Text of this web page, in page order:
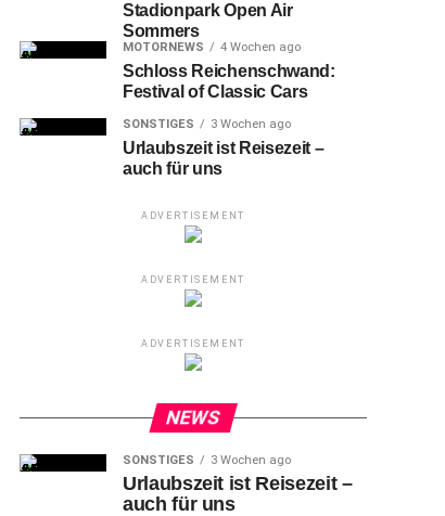
Stadionpark Open Air
Sommers
MOTORNEWS 4 Wochen ago
Schloss Reichenschwand:
Festival of Classic Cars
SONSTIGES 3 Wochen ago
Urlaubszeit ist Reisezeit –
auch für uns
ADVERTISEMENT
ADVERTISEMENT
ADVERTISEMENT
NEWS
SONSTIGES 3 Wochen ago
Urlaubszeit ist Reisezeit –
auch für uns